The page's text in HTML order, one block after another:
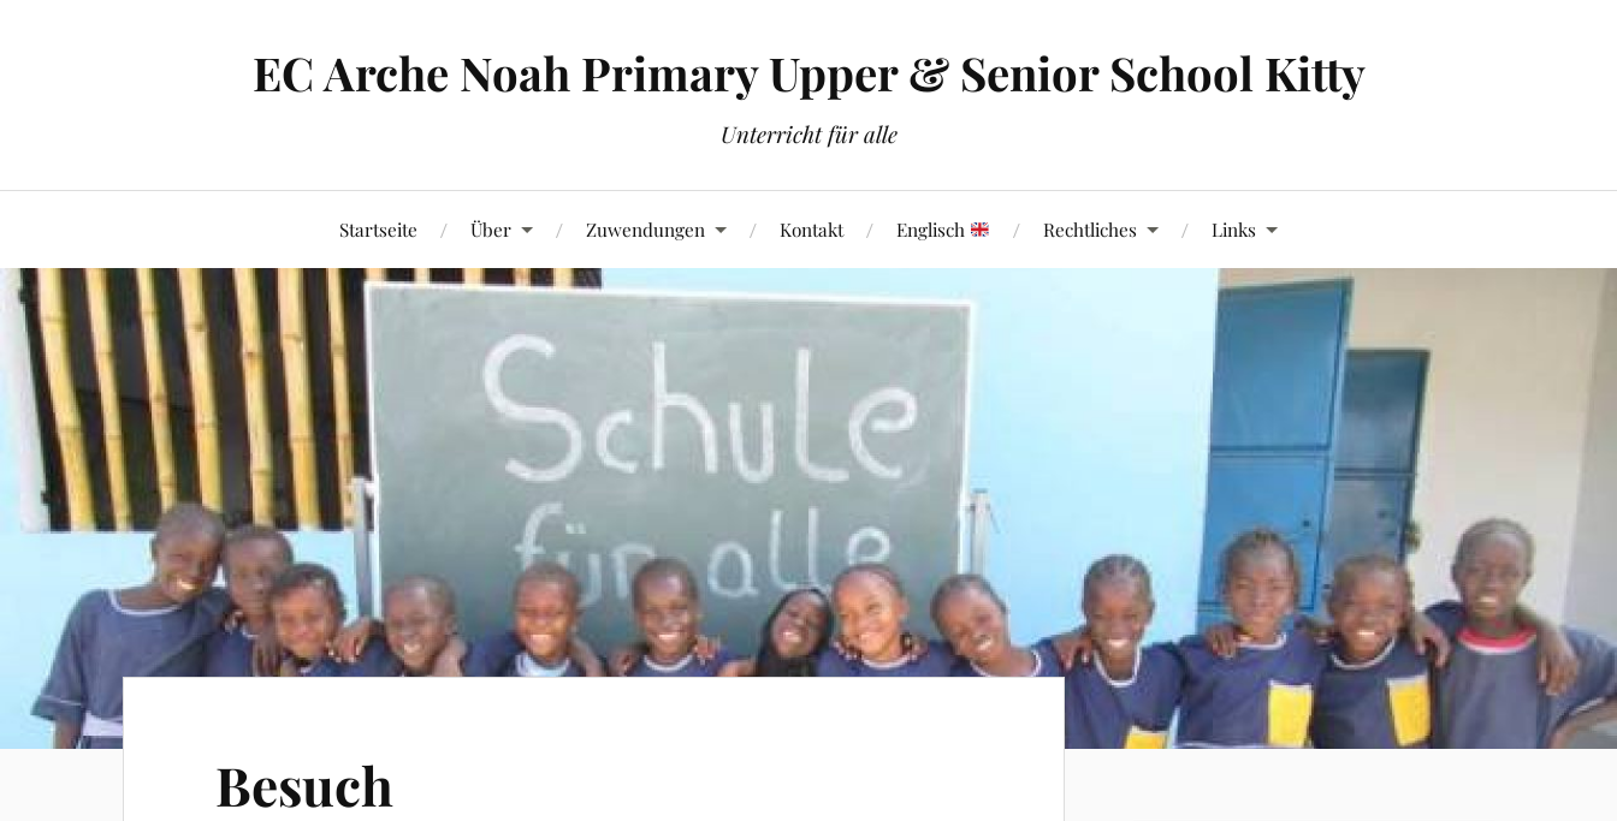
EC Arche Noah Primary Upper & Senior School Kitty
Unterricht für alle
Startseite Über Zuwendungen Kontakt Englisch Rechtliches Links
Besuch